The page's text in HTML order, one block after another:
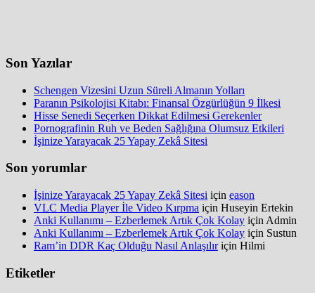
Son Yazılar
Schengen Vizesini Uzun Süreli Almanın Yolları
Paranın Psikolojisi Kitabı: Finansal Özgürlüğün 9 İlkesi
Hisse Senedi Seçerken Dikkat Edilmesi Gerekenler
Pornografinin Ruh ve Beden Sağlığına Olumsuz Etkileri
İşinize Yarayacak 25 Yapay Zekâ Sitesi
Son yorumlar
İşinize Yarayacak 25 Yapay Zekâ Sitesi için eason
VLC Media Player İle Video Kırpma için Huseyin Ertekin
Anki Kullanımı – Ezberlemek Artık Çok Kolay için Admin
Anki Kullanımı – Ezberlemek Artık Çok Kolay için Sustun
Ram’in DDR Kaç Olduğu Nasıl Anlaşılıriçin Hilmi
Etiketler